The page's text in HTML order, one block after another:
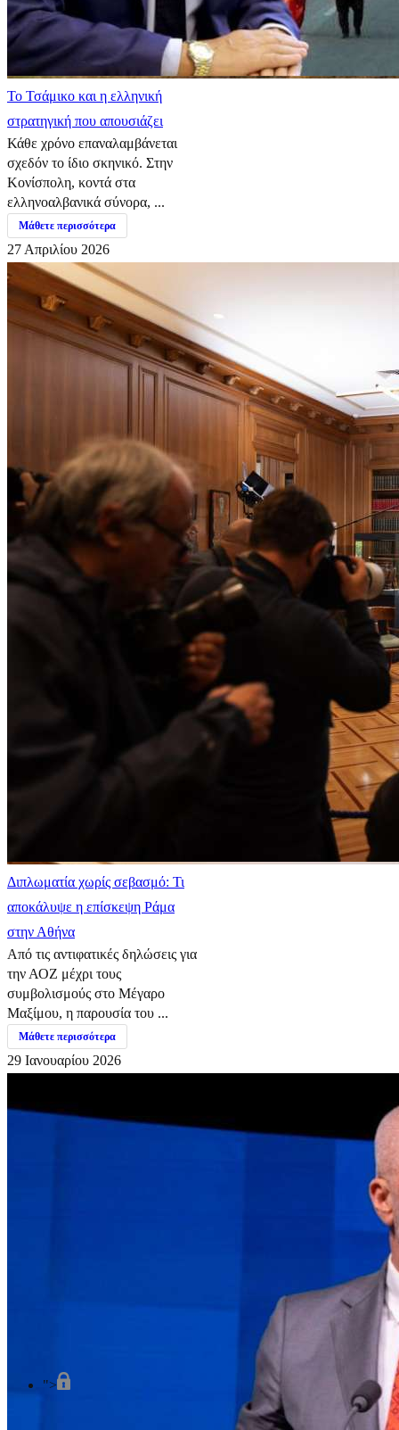
​Το Τσάμικο και η ελληνική
στρατηγική που απουσιάζει
Κάθε χρόνο επαναλαμβάνεται
σχεδόν το ίδιο σκηνικό. Στην
Κονίσπολη, κοντά στα
ελληνοαλβανικά σύνορα, ...
Μάθετε περισσότερα
27 Απριλίου 2026
Διπλωματία χωρίς σεβασμό: Τι
αποκάλυψε η επίσκεψη Ράμα
στην Αθήνα
Από τις αντιφατικές δηλώσεις για
την ΑΟΖ μέχρι τους
συμβολισμούς στο Μέγαρο
Μαξίμου, η παρουσία του ...
Μάθετε περισσότερα
29 Ιανουαρίου 2026
">